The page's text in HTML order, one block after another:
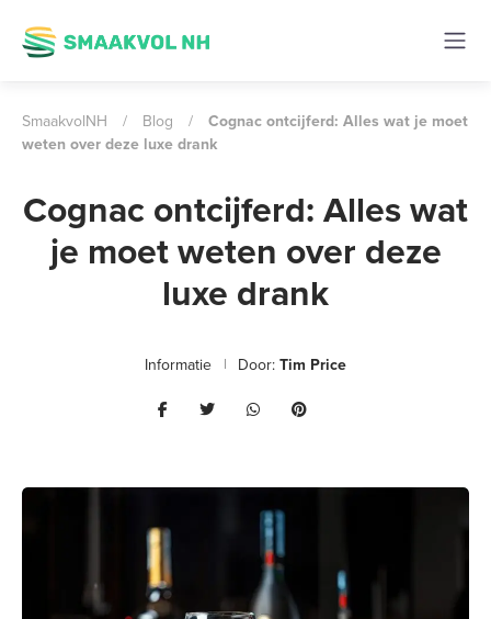
SmaakvolNH / Blog /
Cognac ontcijferd: Alles wat je moet
weten over deze luxe drank
Cognac ontcijferd: Alles wat
je moet weten over deze
luxe drank
Informatie Door: Tim Price